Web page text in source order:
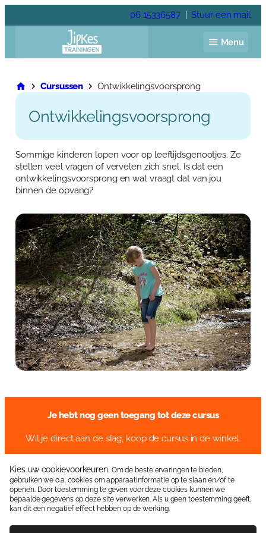
06 15336587|Stuur een mail
Menu
Home
Jaarprogramma
Voor de kinderopvang
Voor gastouders
Trainingen
Veelgestelde vragen
Voor het onderwijs
Academie
Over Anja Lutz
Over Anja Lutz
Blog en Downloads
Aanbod
Themaboeken
Gespreks- en reflectiesets
Aanbod
Contact
Contact
Agenda
Cursussen Ontwikkelingsvoorsprong
Ontwikkelingsvoorsprong
Sommige kinderen lopen voor op leeftijdsgenootjes. Ze
stellen veel vragen of vervelen zich snel. Is dat een
ontwikkelingsvoorsprong en wat vraagt dat van jou
binnen de opvang?
Je hebt nog geen toegang tot deze cursus
Wil je direct aan de slag, koop de cursus in de winkel.
Neem contact op:06 15336587|info@jipkes.nl
Handige linkjes:Pedagogisch coach|Blog en Downloads
Kies uw cookievoorkeuren. Om de beste ervaringen te bieden,
gebruiken we o.a. cookies om apparaatinformatie op te slaan en/of te
openen. Door toestemming te geven voor deze cookies kunnen we
bepaalde gegevens op deze site verwerken. Als u geen toestemming geeft,
kan dit een negatief effect hebben op de werking.